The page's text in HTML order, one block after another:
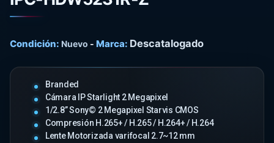
Condición: Nuevo - Marca: Descatalogado
Branded
Cámara IP Starlight 2 Megapixel
1/2.8” Sony© 2 Megapixel Starvis CMOS
Compresión H.265+ / H.265 / H.264+ / H.264
Lente Motorizada varifocal 2.7~12 mm